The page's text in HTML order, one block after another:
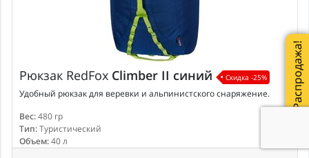
Рюкзак RedFox Climber II синий Скидка -25%
Удобный рюкзак для веревки и альпинистского снаряжение.
Вес:480 гр
Тип:Туристический
Объем:40 л
Распродажа!